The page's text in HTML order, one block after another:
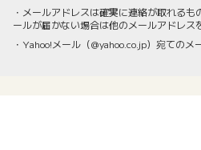
・メールアドレスは確実に連絡が取れる
ールが届かない場合は他のメールアドレス
・Yahoo!メール（@yahoo.co.jp）宛てのメ